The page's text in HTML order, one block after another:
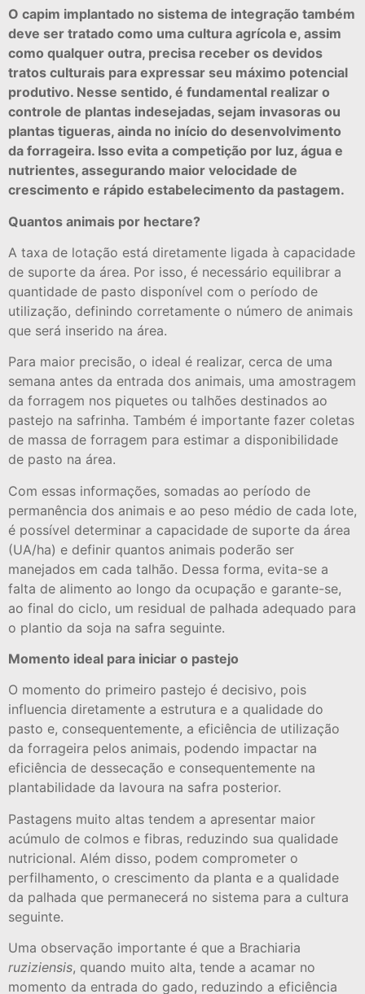
O capim implantado no sistema de integração também
deve ser tratado como uma cultura agrícola e, assim
como qualquer outra, precisa receber os devidos
tratos culturais para expressar seu máximo potencial
produtivo. Nesse sentido, é fundamental realizar o
controle de plantas indesejadas, sejam invasoras ou
plantas tigueras, ainda no início do desenvolvimento
da forrageira. Isso evita a competição por luz, água e
nutrientes, assegurando maior velocidade de
crescimento e rápido estabelecimento da pastagem.
Quantos animais por hectare?
A taxa de lotação está diretamente ligada à capacidade
de suporte da área. Por isso, é necessário equilibrar a
quantidade de pasto disponível com o período de
utilização, definindo corretamente o número de animais
que será inserido na área.
Para maior precisão, o ideal é realizar, cerca de uma
semana antes da entrada dos animais, uma amostragem
da forragem nos piquetes ou talhões destinados ao
pastejo na safrinha. Também é importante fazer coletas
de massa de forragem para estimar a disponibilidade
de pasto na área.
Com essas informações, somadas ao período de
permanência dos animais e ao peso médio de cada lote,
é possível determinar a capacidade de suporte da área
(UA/ha) e definir quantos animais poderão ser
manejados em cada talhão. Dessa forma, evita-se a
falta de alimento ao longo da ocupação e garante-se,
ao final do ciclo, um residual de palhada adequado para
o plantio da soja na safra seguinte.
Momento ideal para iniciar o pastejo
O momento do primeiro pastejo é decisivo, pois
influencia diretamente a estrutura e a qualidade do
pasto e, consequentemente, a eficiência de utilização
da forrageira pelos animais, podendo impactar na
eficiência de dessecação e consequentemente na
plantabilidade da lavoura na safra posterior.
Pastagens muito altas tendem a apresentar maior
acúmulo de colmos e fibras, reduzindo sua qualidade
nutricional. Além disso, podem comprometer o
perfilhamento, o crescimento da planta e a qualidade
da palhada que permanecerá no sistema para a cultura
seguinte.
Uma observação importante é que a Brachiaria
ruziziensis, quando muito alta, tende a acamar no
momento da entrada do gado, reduzindo a eficiência